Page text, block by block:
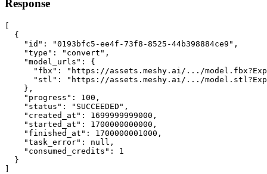
Response
[
  {
"id" : "0193bfc5-ee4f-73f8-8525-44b398884ce9" ,
"type" : "convert" ,
"model_urls" :
{
"fbx" :
"https://assets.meshy.ai/.../
"stl" :
"https://assets.meshy.ai/.../
    }
,
"progress" : 100 ,
"status" : "SUCCEEDED" ,
"created_at" : 1699999999000 ,
"started_at" : 1700000000000 ,
"finished_at" : 1700000001000 ,
"task_error" : null ,
"consumed_credits" :
1
  }
]